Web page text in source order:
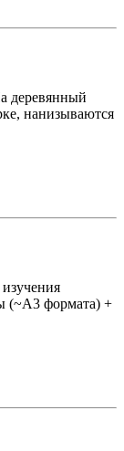
деревянный
нанизываются
(~А3 формата) +